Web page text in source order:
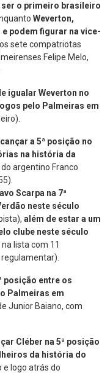
ser o primeiro brasileiro
Weverton,
e podem figurar na vice-
sete compatriotas
Felipe Melo,
igualar Weverton no
pelo Palmeiras em
a 5ª posição no
na história da
argentino Franco
Scarpa na 7ª
neste século
além de estar a um
clube neste século
lista com 11
posição entre os
Palmeiras em
Junior Baiano, com
Cléber na 5ª posição
da história do
e logo atrás do